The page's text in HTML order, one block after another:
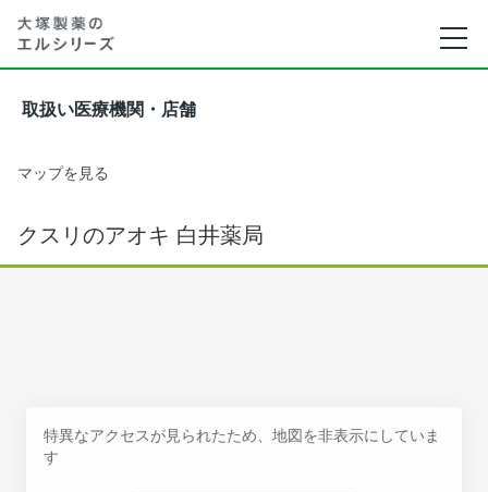
取扱い医療機関・店舗
マップを見る
クスリのアオキ 白井薬局
特異なアクセスが見られたため、地図を非表示にしていま
す